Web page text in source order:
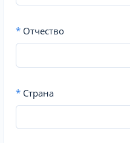
* Отчество
* Страна